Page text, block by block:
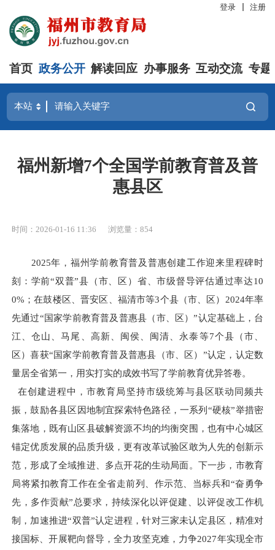
登录 注册
首页 政务公开 解读回应 办事服务 互动交流 专题
福州新增7个全国学前教育普及普
惠县区
时间：2026-01-16 11:36 浏览量：854
2025年，福州学前教育普及普惠创建工作迎来里程碑时
刻： 学前“双普”县（市、区）省、市级督导评估通过率达10
0%；在鼓楼区、晋安区、福清市等3个县（市、区）2024年率
先通过“国家学前教育普及普惠县（市、区）”认定基础上，台
江、仓山、马尾、高新、闽侯、闽清、永泰等7个县（市、
区）喜获“国家学前教育普及普惠县（市、区）”认定，认定数
量居全省第一，用实打实的成效书写了学前教育优异答卷。
在创建进程中，市教育局坚持市级统筹与县区联动同频共
振，鼓励各县区因地制宜探索特色路径，一系列“硬核”举措密
集落地，既有山区县破解资源不均的均衡突围，也有中心城区
锚定优质发展的品质升级，更有改革试验区敢为人先的创新示
范，形成了全域推进、多点开花的生动局面。下一步，市教育
局将紧扣教育工作在全省走前列、作示范、当标兵和“奋勇争
先，多作贡献”总要求，持续深化以评促建、以评促改工作机
制，加速推进“双普”认定进程，针对三家未认定县区，精准对
接国标、开展靶向督导，全力攻坚克难，力争2027年实现全市